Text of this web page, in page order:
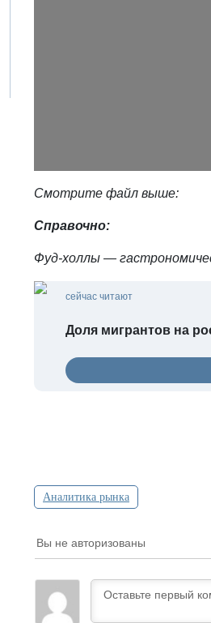
Смотрите файл выше:
Справочно:
Фуд-холлы —
сейчас читают
Доля мигрантов на
Аналитика рынка
Вы не авторизованы